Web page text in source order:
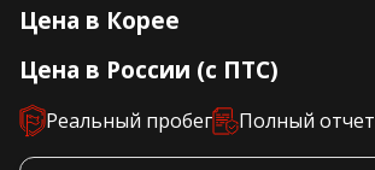
Цена в Корее
Цена в России (с ПТС)
Реальный пробег Полный отчет